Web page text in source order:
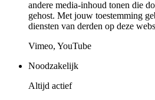
andere media-inhoud tonen die
gehost. Met jouw toestemming
diensten van derden op deze
Vimeo, YouTube
Noodzakelijk
Altijd actief